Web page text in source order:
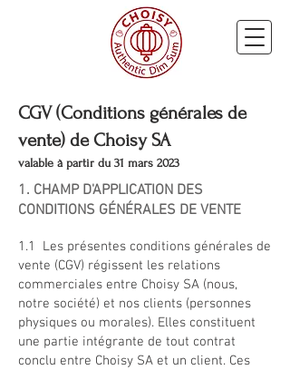
CGV (Conditions générales de
vente) de Choisy SA
valable à partir du 31 mars 2023
1. CHAMP D'APPLICATION DES
CONDITIONS GÉNÉRALES DE VENTE
1.1 Les présentes conditions générales de
vente (CGV) régissent les relations
commerciales entre Choisy SA (nous,
notre société) et nos clients (personnes
physiques ou morales). Elles constituent
une partie intégrante de tout contrat
conclu entre Choisy SA et un client. Ces